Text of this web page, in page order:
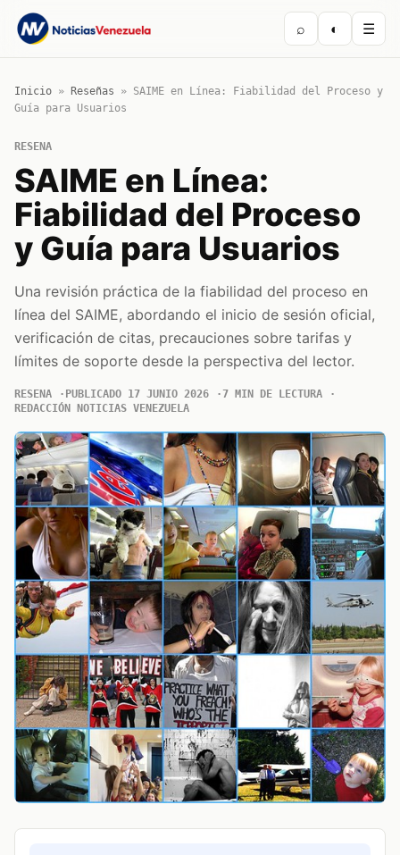
⌕ ◐ ☰
Inicio » Reseñas » SAIME en Línea: Fiabilidad del Proceso y
Guía para Usuarios
RESENA
SAIME en Línea:
Fiabilidad del Proceso
y Guía para Usuarios
Una revisión práctica de la fiabilidad del proceso en
línea del SAIME, abordando el inicio de sesión oficial,
verificación de citas, precauciones sobre tarifas y
límites de soporte desde la perspectiva del lector.
RESENA PUBLICADO 17 JUNIO 2026
7 MIN DE LECTURA
REDACCIÓN NOTICIAS VENEZUELA